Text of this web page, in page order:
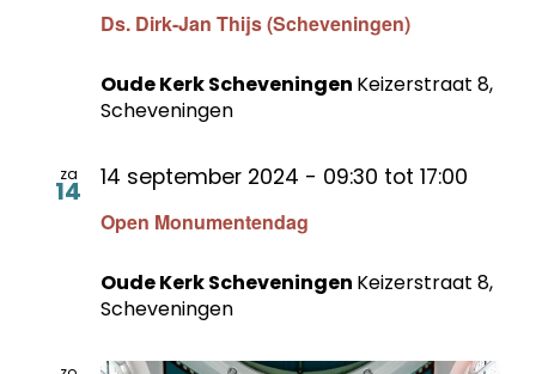
Ds. Dirk-Jan Thijs (Scheveningen)
Oude Kerk Scheveningen Keizerstraat 8,
Scheveningen
za
14
Open Monumentendag
14 september 2024 - 09:30 tot 17:00
Oude Kerk Scheveningen Keizerstraat 8,
Scheveningen